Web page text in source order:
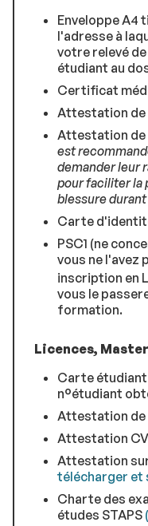
Enveloppe A4
l'adresse à
votre relevé
étudiant au
Certificat
Attestation de
Attestation de
est
demander leur
pour faciliter la
blessure
Carte
PSC1 (ne
vous ne l'avez
inscription en
vous le
formation.
Licences, Master
Carte
n°étudiant
Attestation de
Attestation
Attestation
télécharger et
Charte des
études STAPS